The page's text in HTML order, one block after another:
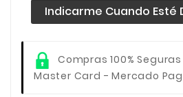
Indicarme Cuando Esté
Compras 100% Seguras
Master Card - Mercado